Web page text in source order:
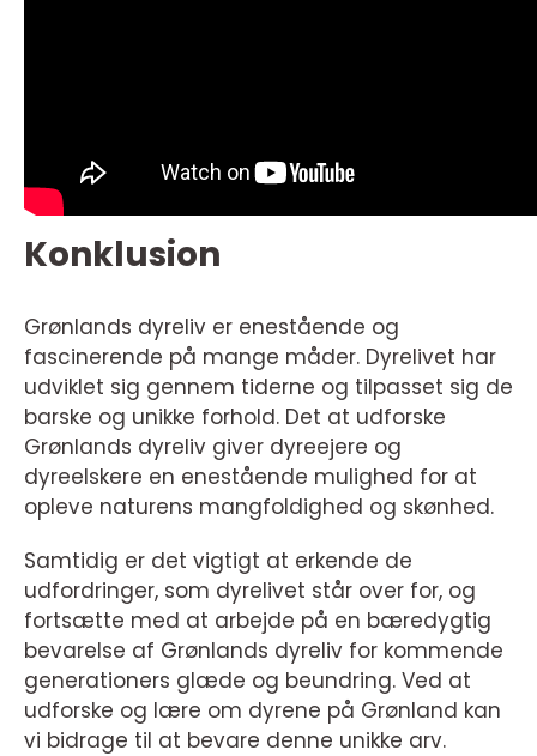
Konklusion
Grønlands dyreliv er enestående og
fascinerende på mange måder. Dyrelivet har
udviklet sig gennem tiderne og tilpasset sig de
barske og unikke forhold. Det at udforske
Grønlands dyreliv giver dyreejere og
dyreelskere en enestående mulighed for at
opleve naturens mangfoldighed og skønhed.
Samtidig er det vigtigt at erkende de
udfordringer, som dyrelivet står over for, og
fortsætte med at arbejde på en bæredygtig
bevarelse af Grønlands dyreliv for kommende
generationers glæde og beundring. Ved at
udforske og lære om dyrene på Grønland kan
vi bidrage til at bevare denne unikke arv.